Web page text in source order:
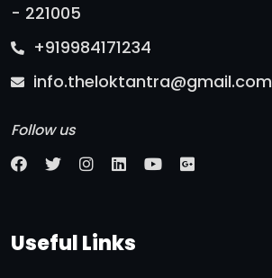
- 221005
+919984171234
info.theloktantra@gmail.com
Follow us
Useful Links